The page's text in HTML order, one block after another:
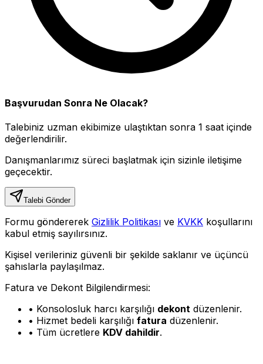
Başvurudan Sonra Ne Olacak?
Talebiniz uzman ekibimize ulaştıktan sonra 1 saat içinde
değerlendirilir.
Danışmanlarımız süreci başlatmak için sizinle iletişime
geçecektir.
Talebi Gönder
Formu göndererek Gizlilik Politikası ve KVKK koşullarını
kabul etmiş sayılırsınız.
Kişisel verileriniz güvenli bir şekilde saklanır ve üçüncü
şahıslarla paylaşılmaz.
Fatura ve Dekont Bilgilendirmesi:
• Konsolosluk harcı karşılığı dekont düzenlenir.
• Hizmet bedeli karşılığı fatura düzenlenir.
• Tüm ücretlere KDV dahildir.